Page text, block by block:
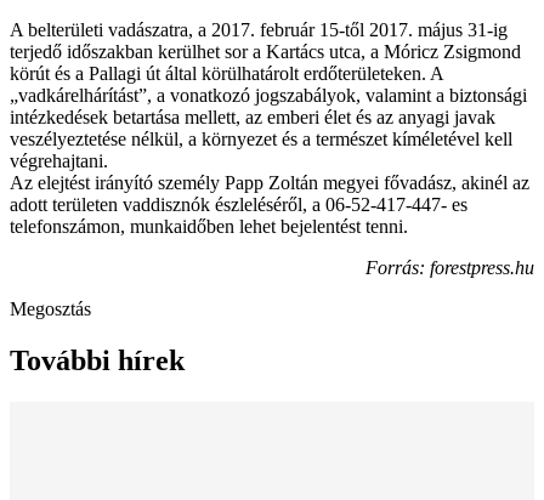
A belterületi vadászatra, a 2017. február 15-től 2017. május 31-ig
terjedő időszakban kerülhet sor a Kartács utca, a Móricz Zsigmond
körút és a Pallagi út által körülhatárolt erdőterületeken. A
„vadkárelhárítást”, a vonatkozó jogszabályok, valamint a biztonsági
intézkedések betartása mellett, az emberi élet és az anyagi javak
veszélyeztetése nélkül, a környezet és a természet kíméletével kell
végrehajtani.
Az elejtést irányító személy Papp Zoltán megyei fővadász, akinél az
adott területen vaddisznók észleléséről, a 06-52-417-447- es
telefonszámon, munkaidőben lehet bejelentést tenni.
Forrás: forestpress.hu
Megosztás
További hírek